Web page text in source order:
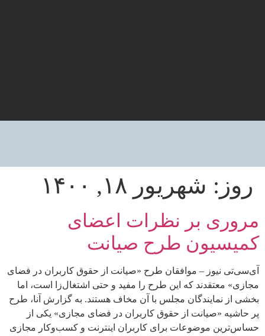
روز: شهریور ۱۸, ۱۴۰۰
مروری بر نظرات اعضای
کمیسیون طرح صیانت
آی‌سی‌تی نیوز – موافقان طرح «صیانت از حقوق کاربران در فضای
مجازی» معتقدند که این طرح را مفید و حتی اشتغال‌زا است، اما
بخشی از نمایندگان مجلس با آن مخاف هستند. به گزارش آنا، طرح
پر حاشیه «صیانت از حقوق کاربران در فضای مجازی» یکی از
حساس‌ترین موضوعات برای کاربران اینترنت و کسب‌وکار مجازی